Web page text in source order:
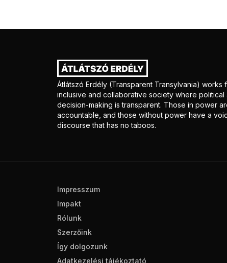
Átlátszó Erdély (Transparent Transylvania) works
inclusive and collaborative society where political
decision-making is transparent. Those in power
accountable, and those without power have a
discourse that has no taboos.
Impresszum
Impakt
Rólunk
Szerzőink
Így dolgozunk
Adatkezelési tájékoztató